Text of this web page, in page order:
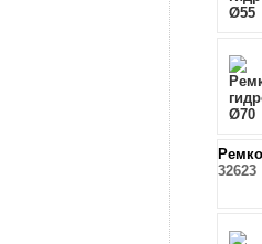
32623